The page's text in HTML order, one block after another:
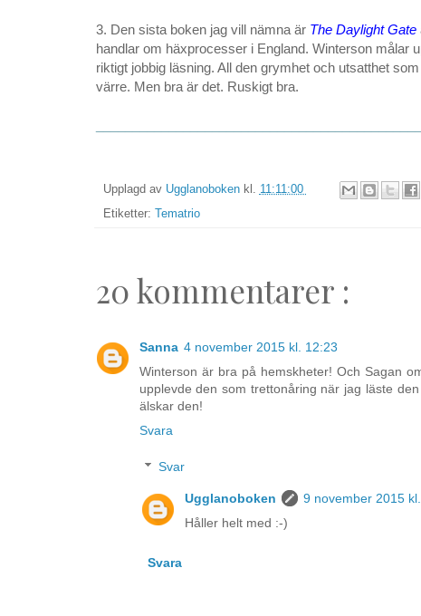
3. Den sista boken jag vill nämna är The Daylight Gate
handlar om häxprocesser i England. Winterson målar
riktigt jobbig läsning. All den grymhet och utsatthet
värre. Men bra är det. Ruskigt bra.
Upplagd av Ugglanoboken kl. 11:11:00
Etiketter: Tematrio
20 kommentarer :
Sanna 4 november 2015 kl. 12:23
Winterson är bra på hemskheter! Och Sagan
upplevde den som trettonåring när jag läste
älskar den!
Svara
Svar
Ugglanoboken
9 november 2015
Håller helt med :-)
Svara